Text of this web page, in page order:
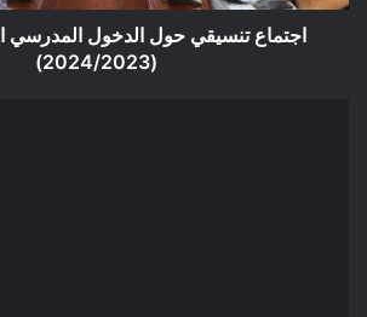
اجتماع تنسيقي حول الدخول المدرسي
(2024/2023)